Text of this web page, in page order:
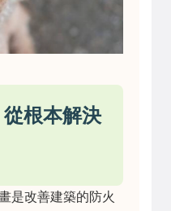
根本解決
是改善建築的防火